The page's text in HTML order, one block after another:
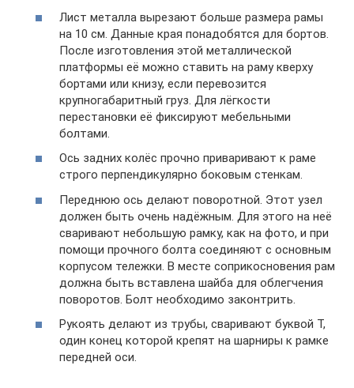
Лист металла вырезают больше размера рамы
на 10 см. Данные края понадобятся для бортов.
После изготовления этой металлической
платформы её можно ставить на раму кверху
бортами или книзу, если перевозится
крупногабаритный груз. Для лёгкости
перестановки её фиксируют мебельными
болтами.
Ось задних колёс прочно приваривают к раме
строго перпендикулярно боковым стенкам.
Переднюю ось делают поворотной. Этот узел
должен быть очень надёжным. Для этого на неё
сваривают небольшую рамку, как на фото, и при
помощи прочного болта соединяют с основным
корпусом тележки. В месте соприкосновения рам
должна быть вставлена шайба для облегчения
поворотов. Болт необходимо законтрить.​
Рукоять делают из трубы, сваривают буквой Т,
один конец которой крепят на шарниры к рамке
передней оси.